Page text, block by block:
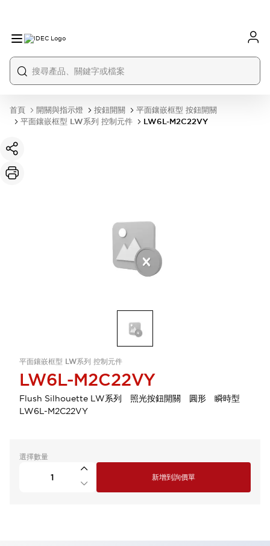
首頁 開關與指示燈 按鈕開關
平面鑲嵌框型 按鈕開關
平面鑲嵌框型 LW系列 控制元件
LW6L-M2C22VY
平面鑲嵌框型 LW系列 控制元件
LW6L-M2C22VY
Flush Silhouette LW系列 照光按鈕開關 圓形 瞬時型
LW6L-M2C22VY
選擇數量
新增到詢價單